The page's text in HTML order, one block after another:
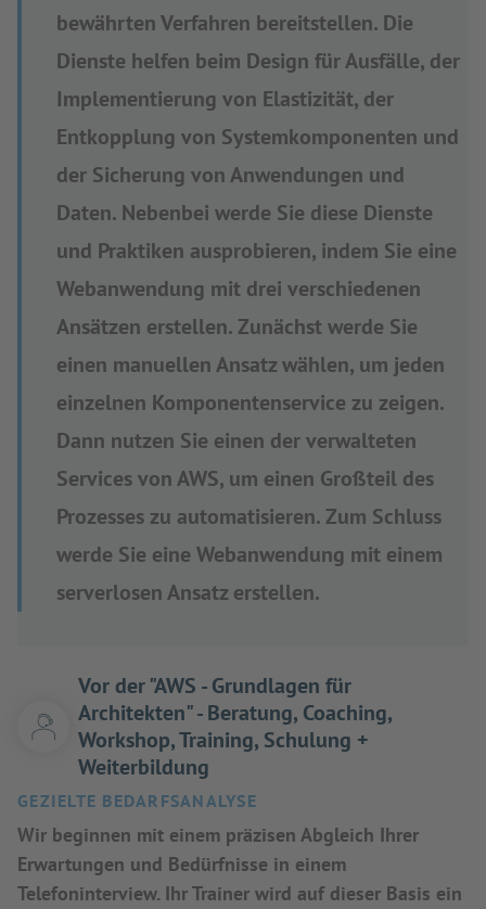
bewährten Verfahren bereitstellen. Die
Dienste helfen beim Design für Ausfälle, der
Implementierung von Elastizität, der
Entkopplung von Systemkomponenten und
der Sicherung von Anwendungen und
Daten. Nebenbei werde Sie diese Dienste
und Praktiken ausprobieren, indem Sie eine
Webanwendung mit drei verschiedenen
Ansätzen erstellen. Zunächst werde Sie
einen manuellen Ansatz wählen, um jeden
einzelnen Komponentenservice zu zeigen.
Dann nutzen Sie einen der verwalteten
Services von AWS, um einen Großteil des
Prozesses zu automatisieren. Zum Schluss
werde Sie eine Webanwendung mit einem
serverlosen Ansatz erstellen.
Vor der "AWS - Grundlagen für
Architekten" - Beratung, Coaching,
Workshop, Training, Schulung +
Weiterbildung
GEZIELTE BEDARFSANALYSE
Wir beginnen mit einem präzisen Abgleich Ihrer
Erwartungen und Bedürfnisse in einem
Telefoninterview. Ihr Trainer wird auf dieser Basis ein